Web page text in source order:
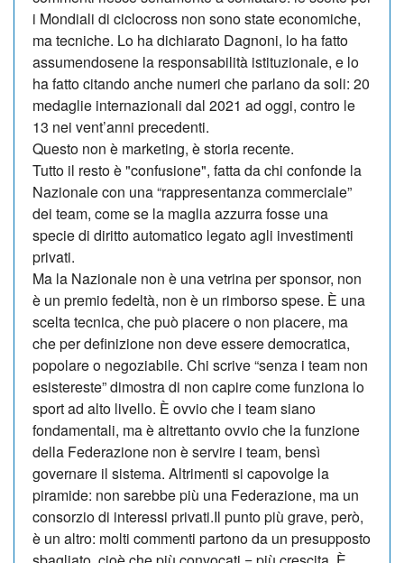
i Mondiali di ciclocross non sono state economiche,
ma tecniche. Lo ha dichiarato Dagnoni, lo ha fatto
assumendosene la responsabilità istituzionale, e lo
ha fatto citando anche numeri che parlano da soli: 20
medaglie internazionali dal 2021 ad oggi, contro le
13 nei vent’anni precedenti.
Questo non è marketing, è storia recente.
Tutto il resto è "confusione", fatta da chi confonde la
Nazionale con una “rappresentanza commerciale”
dei team, come se la maglia azzurra fosse una
specie di diritto automatico legato agli investimenti
privati.
Ma la Nazionale non è una vetrina per sponsor, non
è un premio fedeltà, non è un rimborso spese. È una
scelta tecnica, che può piacere o non piacere, ma
che per definizione non deve essere democratica,
popolare o negoziabile. Chi scrive “senza i team non
esistereste” dimostra di non capire come funziona lo
sport ad alto livello. È ovvio che i team siano
fondamentali, ma è altrettanto ovvio che la funzione
della Federazione non è servire i team, bensì
governare il sistema. Altrimenti si capovolge la
piramide: non sarebbe più una Federazione, ma un
consorzio di interessi privati.Il punto più grave, però,
è un altro: molti commenti partono da un presupposto